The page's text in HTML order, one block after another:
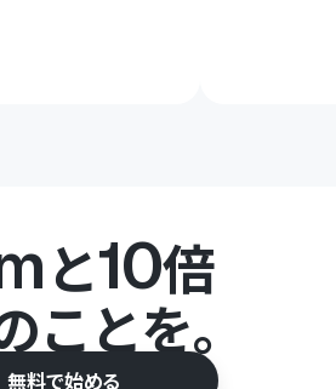
と10倍
ことを。
無料で始める